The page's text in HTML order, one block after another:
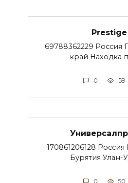
Prestige
69788362229 Россия
край Находка
0 59
170861206128
Бурятия Улан-
0 50